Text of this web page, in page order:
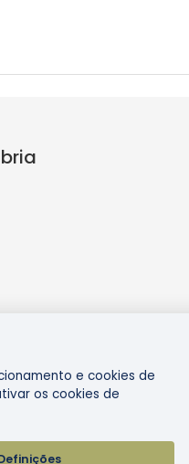
e cookies de
os cookies de